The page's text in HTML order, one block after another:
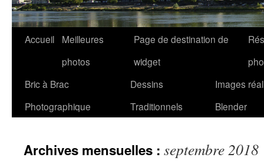
Accueil
Meilleures
photos
Page de destination de
widget
Bric à Brac
Photographique
Dessins
Traditionnels
Images
Blender
Archives mensuelles : septembre 2018